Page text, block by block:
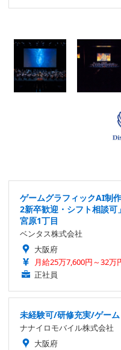
ゲームグラフィックAI制
2新卒歓迎・シフト相談
宮原1丁目
ベンタス株式会社
大阪府
月給25万7,600円～32万
正社員
未経験可/研修充実/ゲー
ナナイロモバイル株式会社
大阪府